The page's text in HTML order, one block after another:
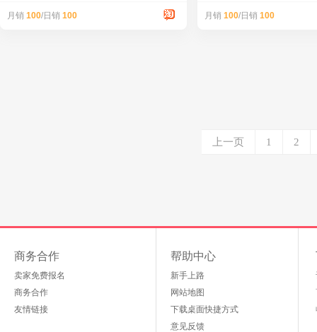
月销 100/日销 100 月销 100/日销 100
上一页 1 2
商务合作
卖家免费报名
商务合作
友情链接
帮助中心
新手上路
网站地图
下载桌面快捷方式
意见反馈